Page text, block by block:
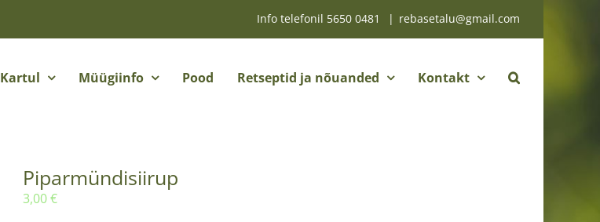
Info telefonil 5650 0481 | rebasetalu@gmail.com
Kartul Müügiinfo Pood Retseptid ja nõuanded Kontakt
Piparmündisiirup
3,00€